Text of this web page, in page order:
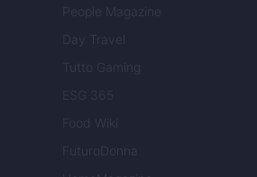
People Magazine
Day Travel
Tutto Gaming
ESG 365
Food Wiki
FuturoDonna